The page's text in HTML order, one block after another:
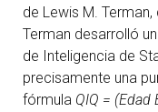
de Lewis M.
Terman desarrolló
de Inteligencia de
precisamente una
fórmula QIQ =